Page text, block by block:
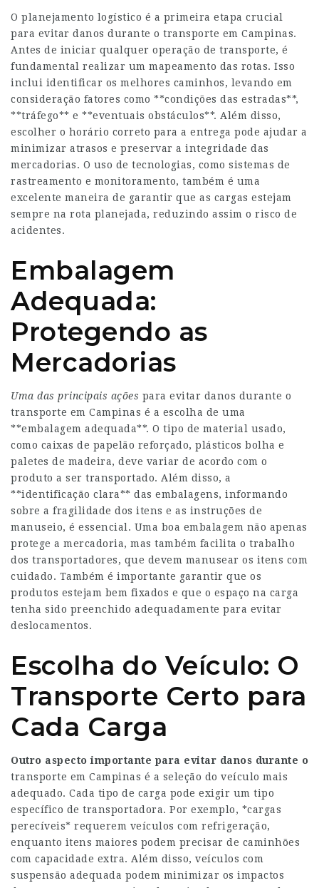
O planejamento logístico é a primeira etapa crucial
para evitar danos durante o transporte em Campinas.
Antes de iniciar qualquer operação de transporte, é
fundamental realizar um mapeamento das rotas. Isso
inclui identificar os melhores caminhos, levando em
consideração fatores como **condições das estradas**,
**tráfego** e **eventuais obstáculos**. Além disso,
escolher o horário correto para a entrega pode ajudar a
minimizar atrasos e preservar a integridade das
mercadorias. O uso de tecnologias, como sistemas de
rastreamento e monitoramento, também é uma
excelente maneira de garantir que as cargas estejam
sempre na rota planejada, reduzindo assim o risco de
acidentes.
Embalagem
Adequada:
Protegendo as
Mercadorias
Uma das principais ações para evitar danos durante o
transporte em Campinas é a escolha de uma
**embalagem adequada**. O tipo de material usado,
como caixas de papelão reforçado, plásticos bolha e
paletes de madeira, deve variar de acordo com o
produto a ser transportado. Além disso, a
**identificação clara** das embalagens, informando
sobre a fragilidade dos itens e as instruções de
manuseio, é essencial. Uma boa embalagem não apenas
protege a mercadoria, mas também facilita o trabalho
dos transportadores, que devem manusear os itens com
cuidado. Também é importante garantir que os
produtos estejam bem fixados e que o espaço na carga
tenha sido preenchido adequadamente para evitar
deslocamentos.
Escolha do Veículo: O
Transporte Certo para
Cada Carga
Outro aspecto importante para evitar danos durante o
transporte em Campinas é a seleção do veículo mais
adequado. Cada tipo de carga pode exigir um tipo
específico de transportadora. Por exemplo, *cargas
perecíveis* requerem veículos com refrigeração,
enquanto itens maiores podem precisar de caminhões
com capacidade extra. Além disso, veículos com
suspensão adequada podem minimizar os impactos